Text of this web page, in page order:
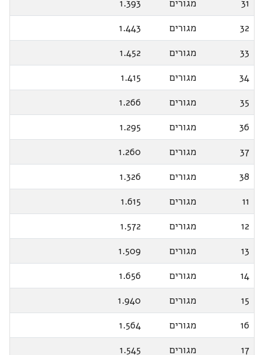
31 מגורים
1.393
32
מגורים
1.443
33
מגורים
1.452
34
מגורים
1.415
35
מגורים
1.266
36
מגורים
1.295
37
מגורים
1.260
38
מגורים
1.326
11
מגורים
1.615
12
מגורים
1.572
13
מגורים
1.509
14
מגורים
1.656
15
מגורים
1.940
16
מגורים
1.564
17
מגורים
1.545